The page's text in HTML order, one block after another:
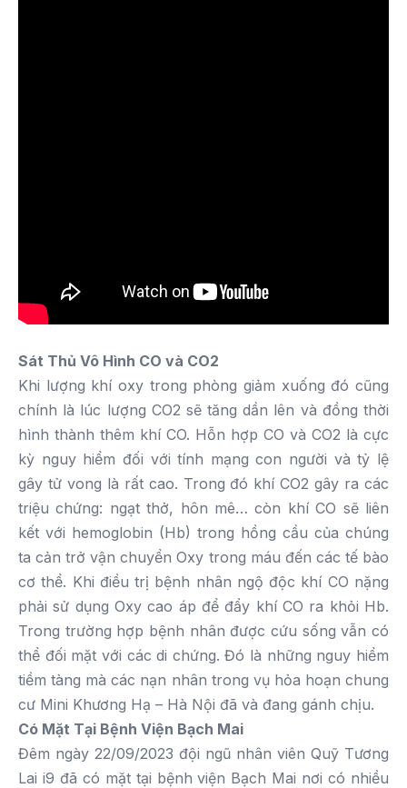
Sát Thủ Vô Hình CO và CO2
Khi lượng khí oxy trong phòng giảm xuống đó cũng
chính là lúc lượng CO2 sẽ tăng dần lên và đồng thời
hình thành thêm khí CO. Hỗn hợp CO và CO2 là cực
kỳ nguy hiểm đối với tính mạng con người và tỷ lệ
gây tử vong là rất cao. Trong đó khí CO2 gây ra các
triệu chứng: ngạt thở, hôn mê… còn khí CO sẽ liên
kết với hemoglobin (Hb) trong hồng cầu của chúng
ta cản trở vận chuyển Oxy trong máu đến các tế bào
cơ thể. Khi điều trị bệnh nhân ngộ độc khí CO nặng
phải sử dụng Oxy cao áp để đẩy khí CO ra khỏi Hb.
Trong trường hợp bệnh nhân được cứu sống vẫn có
thể đối mặt với các di chứng. Đó là những nguy hiểm
tiềm tàng mà các nạn nhân trong vụ hỏa hoạn chung
cư Mini Khương Hạ – Hà Nội đã và đang gánh chịu.
Có Mặt Tại Bệnh Viện Bạch Mai
Đêm ngày 22/09/2023 đội ngũ nhân viên Quỹ Tương
Lai i9 đã có mặt tại bệnh viện Bạch Mai nơi có nhiều